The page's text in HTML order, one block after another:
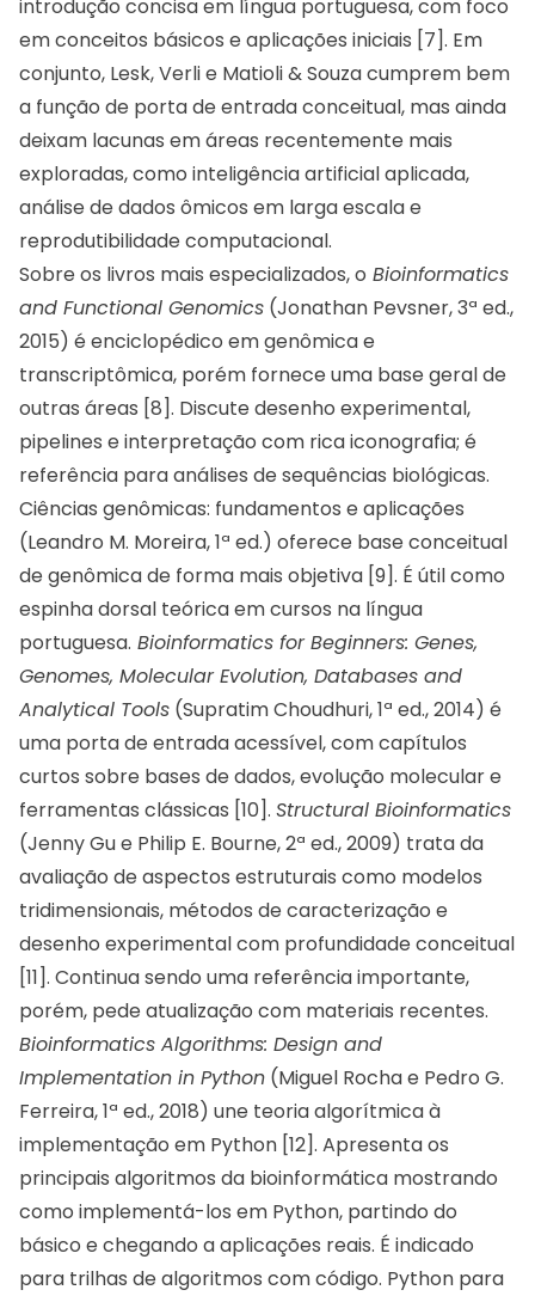
introdução concisa em língua portuguesa, com foco
em conceitos básicos e aplicações iniciais [7]. Em
conjunto, Lesk, Verli e Matioli & Souza cumprem bem
a função de porta de entrada conceitual, mas ainda
deixam lacunas em áreas recentemente mais
exploradas, como inteligência artificial aplicada,
análise de dados ômicos em larga escala e
reprodutibilidade computacional.
Sobre os livros mais especializados, o Bioinformatics
and Functional Genomics (Jonathan Pevsner, 3ª ed.,
2015) é enciclopédico em genômica e
transcriptômica, porém fornece uma base geral de
outras áreas [8]. Discute desenho experimental,
pipelines e interpretação com rica iconografia; é
referência para análises de sequências biológicas.
Ciências genômicas: fundamentos e aplicações
(Leandro M. Moreira, 1ª ed.) oferece base conceitual
de genômica de forma mais objetiva [9]. É útil como
espinha dorsal teórica em cursos na língua
portuguesa. Bioinformatics for Beginners: Genes,
Genomes, Molecular Evolution, Databases and
Analytical Tools (Supratim Choudhuri, 1ª ed., 2014) é
uma porta de entrada acessível, com capítulos
curtos sobre bases de dados, evolução molecular e
ferramentas clássicas [10]. Structural Bioinformatics
(Jenny Gu e Philip E. Bourne, 2ª ed., 2009) trata da
avaliação de aspectos estruturais como modelos
tridimensionais, métodos de caracterização e
desenho experimental com profundidade conceitual
[11]. Continua sendo uma referência importante,
porém, pede atualização com materiais recentes.
Bioinformatics Algorithms: Design and
Implementation in Python (Miguel Rocha e Pedro G.
Ferreira, 1ª ed., 2018) une teoria algorítmica à
implementação em Python [12]. Apresenta os
principais algoritmos da bioinformática mostrando
como implementá-los em Python, partindo do
básico e chegando a aplicações reais. É indicado
para trilhas de algoritmos com código. Python para